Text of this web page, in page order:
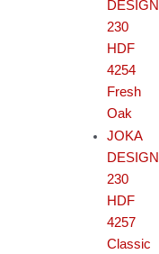
DESIGN
230
HDF
4254
Fresh
Oak
JOKA
DESIGN
230
HDF
4257
Classic